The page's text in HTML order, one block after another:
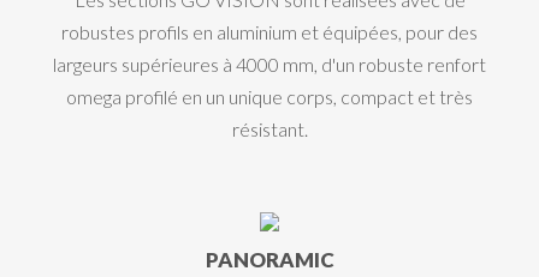
robustes profils en aluminium et équipées, pour des
largeurs supérieures à 4000 mm, d'un robuste renfort
omega profilé en un unique corps, compact et très
résistant.
PANORAMIC